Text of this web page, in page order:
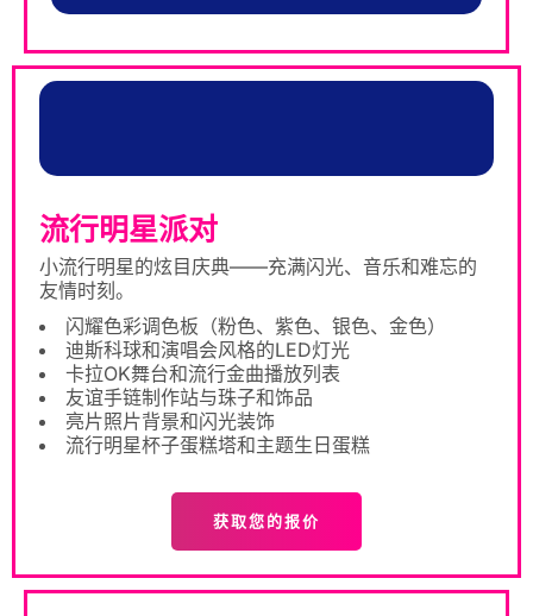
流行明星派对
小流行明星的炫目庆典——充满闪光、音乐和难忘的
友情时刻。
闪耀色彩调色板（粉色、紫色、银色、金色）
迪斯科球和演唱会风格的LED灯光
卡拉OK舞台和流行金曲播放列表
友谊手链制作站与珠子和饰品
亮片照片背景和闪光装饰
流行明星杯子蛋糕塔和主题生日蛋糕
获取您的报价